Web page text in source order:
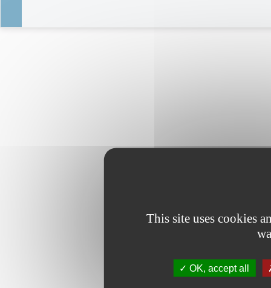
This site uses cookies
OK, accept all